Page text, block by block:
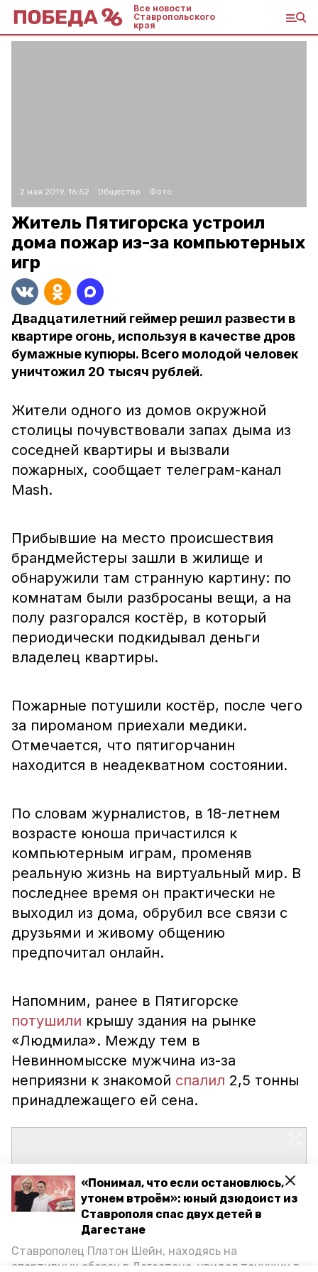
«Понимал, что если остановлюсь,
утонем втроём»: юный дзюдоист из
Ставрополя спас двух детей в
Дагестане
Ставрополец Платон Шейн, находясь на
спортивных сборах в Дегестане, увидел тонущих в
Все новости
Ставропольского
края
2 мая 2019, 16:52 Общество Фото:
Житель Пятигорска устроил
дома пожар из-за компьютерных
игр
Двадцатилетний геймер решил развести в
квартире огонь, используя в качестве дров
бумажные купюры. Всего молодой человек
уничтожил 20 тысяч рублей.
Жители одного из домов окружной
столицы почувствовали запах дыма из
соседней квартиры и вызвали
пожарных, сообщает телеграм-канал
Mash.
Прибывшие на место происшествия
брандмейстеры зашли в жилище и
обнаружили там странную картину: по
комнатам были разбросаны вещи, а на
полу разгорался костёр, в который
периодически подкидывал деньги
владелец квартиры.
Пожарные потушили костёр, после чего
за пироманом приехали медики.
Отмечается, что пятигорчанин
находится в неадекватном состоянии.
По словам журналистов, в 18-летнем
возрасте юноша причастился к
компьютерным играм, променяв
реальную жизнь на виртуальный мир. В
последнее время он практически не
выходил из дома, обрубил все связи с
друзьями и живому общению
предпочитал онлайн.
Напомним, ранее в Пятигорске
потушили крышу здания на рынке
«Людмила». Между тем в
Невинномысске мужчина из-за
неприязни к знакомой спалил 2,5 тонны
принадлежащего ей сена.